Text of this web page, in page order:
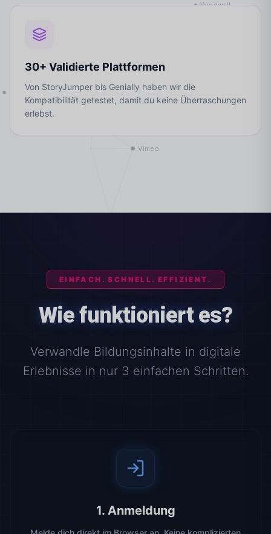
30+ Validierte Plattformen
Von StoryJumper bis Genially haben wir die
Kompatibilität getestet, damit du keine Überraschungen
erlebst.
EINFACH. SCHNELL. EFFIZIENT.
Wie funktioniert es?
Verwandle Bildungsinhalte in digitale
Erlebnisse in nur 3 einfachen Schritten.
1. Anmeldung